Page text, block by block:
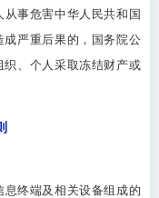
事危害中华人民共和国
成严重后果的，国务院公
、个人采取冻结财产或
息终端及相关设备组成的